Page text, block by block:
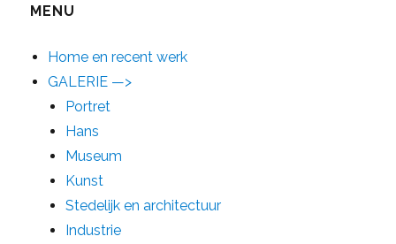
MENU
Home en recent werk
GALERIE —>
Portret
Hans
Museum
Kunst
Stedelijk en architectuur
Industrie